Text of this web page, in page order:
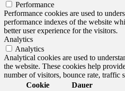
Performance
Performance cookies are used to
performance indexes of the website
better user experience for the visitors.
Analytics
Analytics
Analytical cookies are used to
the website. These cookies help
number of visitors, bounce rate, traffic
Cookie
Dauer